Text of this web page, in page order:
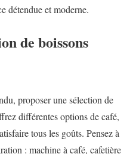
détendue et moderne.
de boissons
proposer une sélection de
différentes options de café,
tous les goûts. Pensez à
: machine à café, cafetière